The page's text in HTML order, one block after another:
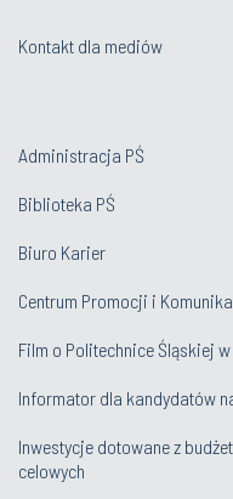
Kontakt dla mediów
Administracja PŚ
Biblioteka PŚ
Biuro Karier
Centrum Promocji i
Film o Politechnice Śląskiej
Informator dla kandydatów
Inwestycje dotowane z
celowych